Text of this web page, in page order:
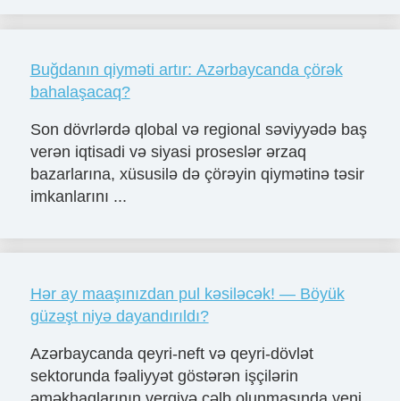
Buğdanın qiyməti artır: Azərbaycanda çörək
bahalaşacaq?
Son dövrlərdə qlobal və regional səviyyədə baş
verən iqtisadi və siyasi proseslər ərzaq
bazarlarına, xüsusilə də çörəyin qiymətinə təsir
imkanlarını ...
Hər ay maaşınızdan pul kəsiləcək! — Böyük
güzəşt niyə dayandırıldı?
Azərbaycanda qeyri-neft və qeyri-dövlət
sektorunda fəaliyyət göstərən işçilərin